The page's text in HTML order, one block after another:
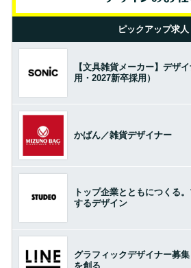
ピックアップ求人
【文具雑貨メーカー】デザ
用・2027新卒採用）
かばん／雑貨デザイナー
トップ企業とともにつくる
するデザイン
グラフィックデザイナー募
を創る